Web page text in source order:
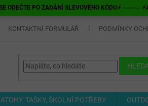
ODEČTE PO ZADÁNÍ SLEVOVÉHO KÓDU⚡
KONTAKTNÍ FORMULÁŘ PODMÍNKY
TAŠKY, ŠKOLNÍ POTŘEBY